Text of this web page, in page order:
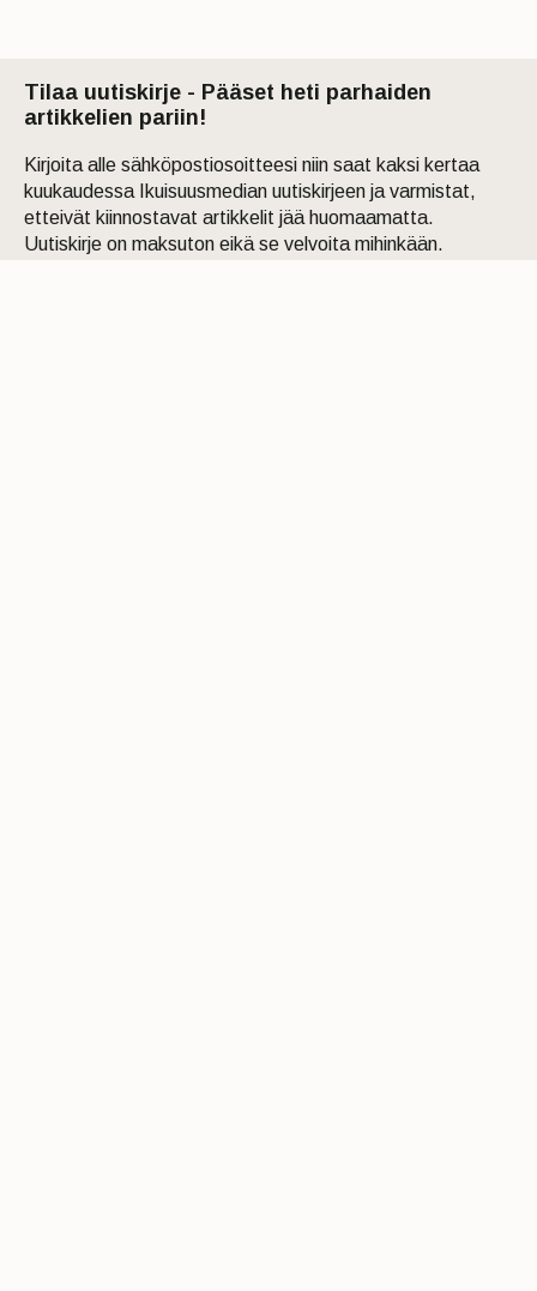
Tilaa uutiskirje - Pääset heti parhaiden
artikkelien pariin!
Kirjoita alle sähköpostiosoitteesi niin saat kaksi kertaa
kuukaudessa Ikuisuusmedian uutiskirjeen ja varmistat,
etteivät kiinnostavat artikkelit jää huomaamatta.
Uutiskirje on maksuton eikä se velvoita mihinkään.